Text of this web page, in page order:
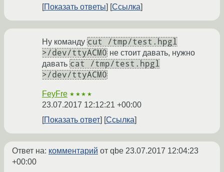
Показать ответы
Ссылка
Ну команду cut /tmp/test.hpgl
>/dev/ttyACM0 не стоит давать, нужно
давать cat /tmp/test.hpgl
>/dev/ttyACM0
FeyFre ★★★★
23.07.2017 12:12:21 +00:00
Показать ответ
Ссылка
Ответ на: комментарий от qbe 23.07.2017 12:04:23
+00:00